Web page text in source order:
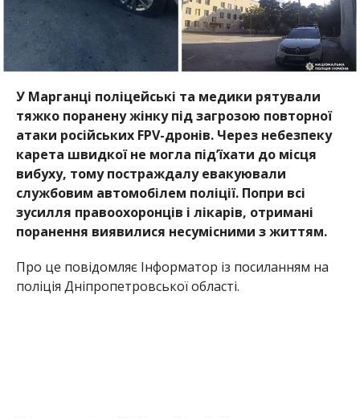
У Марганці поліцейські та медики рятували
тяжко поранену жінку під загрозою повторної
атаки російських FPV-дронів. Через небезпеку
карета швидкої не могла під’їхати до місця
вибуху, тому постраждалу евакуювали
службовим автомобілем поліції. Попри всі
зусилля правоохоронців і лікарів, отримані
поранення виявилися несумісними з життям.
Про це повідомляє Інформатор із посиланням на
поліція Дніпропетровської області.